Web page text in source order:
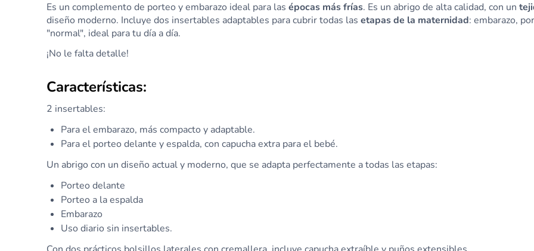
Es un complemento de porteo y embarazo ideal para las épocas más frías. Es un abrigo de alta calidad, con un
diseño moderno. Incluye dos insertables adaptables para cubrir todas las etapas de la maternidad: embarazo,
"normal", ideal para tu día a día.
¡No le falta detalle!
Características:
2 insertables:
Para el embarazo, más compacto y adaptable.
Para el porteo delante y espalda, con capucha extra para el bebé.
Un abrigo con un diseño actual y moderno, que se adapta perfectamente a todas las etapas:
Porteo delante
Porteo a la espalda
Embarazo
Uso diario sin insertables.